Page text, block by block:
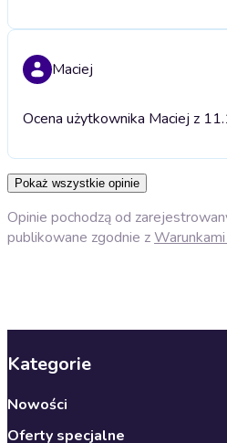
Maciej
Ocena użytkownika Maciej z
Pokaż wszystkie opinie
Opinie pochodzą od
publikowane zgodnie z
Kategorie
Nowości
Oferty specjalne